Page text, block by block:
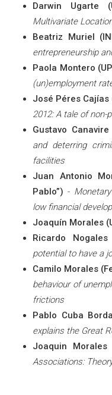
Darwin Ugarte
Multivariate
Beatriz Muriel
entrepreneurship
Paola Montero
(un)employment
José Péres Cajías
2012: A tale of non-
Gustavo
and deterring
facilities
Juan Antonio
Pablo”) -
low financial
Joaquín Morales
Ricardo Nogales
potential to have a
Camilo Morales
behaviour of
frictions
Pablo Cuba
explains the Great
Joaquin Morales
Associations: